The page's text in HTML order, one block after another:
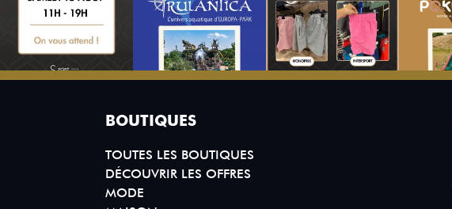
BOUTIQUES
TOUTES LES BOUTIQUES
DÉCOUVRIR LES OFFRES
MODE